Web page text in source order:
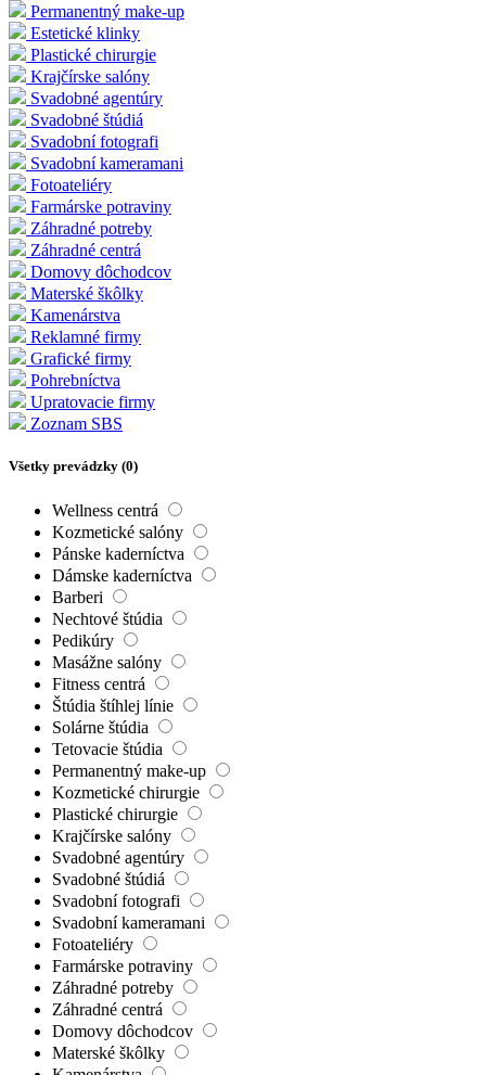
Permanentný make-up
Estetické klinky
Plastické chirurgie
Krajčírske salóny
Svadobné agentúry
Svadobné štúdiá
Svadobní fotografi
Svadobní kameramani
Fotoateliéry
Farmárske potraviny
Záhradné potreby
Záhradné centrá
Domovy dôchodcov
Materské škôlky
Kamenárstva
Reklamné firmy
Grafické firmy
Pohrebníctva
Upratovacie firmy
Zoznam SBS
Všetky prevádzky (0)
Wellness centrá
Kozmetické salóny
Pánske kaderníctva
Dámske kaderníctva
Barberi
Nechtové štúdia
Pedikúry
Masážne salóny
Fitness centrá
Štúdia štíhlej línie
Solárne štúdia
Tetovacie štúdia
Permanentný make-up
Kozmetické chirurgie
Plastické chirurgie
Krajčírske salóny
Svadobné agentúry
Svadobné štúdiá
Svadobní fotografi
Svadobní kameramani
Fotoateliéry
Farmárske potraviny
Záhradné potreby
Záhradné centrá
Domovy dôchodcov
Materské škôlky